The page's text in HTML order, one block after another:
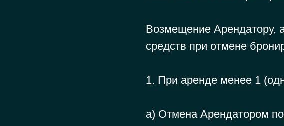
Возмещение Арендатору,
средств при отмене
1. При аренде менее 1
а) Отмена Арендатором